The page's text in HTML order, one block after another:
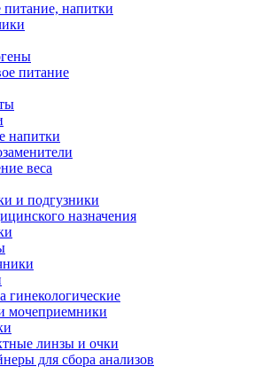
питание, напитки
питание
напитки
веса
и подгузники
назначения
гинекологические
мочеприемники
линзы и очки
для сбора анализов